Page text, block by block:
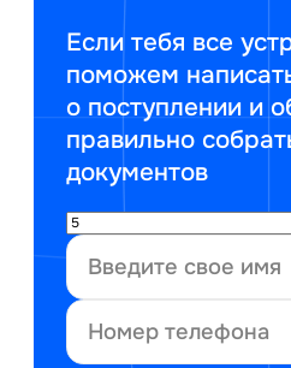
Если тебя все
поможем
о поступлении и
правильно
документов